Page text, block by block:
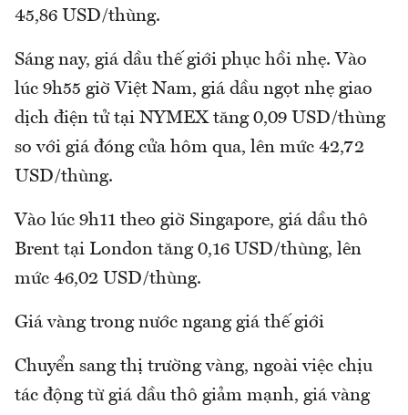
45,86 USD/thùng.
Sáng nay, giá dầu thế giới phục hồi nhẹ. Vào
lúc 9h55 giờ Việt Nam, giá dầu ngọt nhẹ giao
dịch điện tử tại NYMEX tăng 0,09 USD/thùng
so với giá đóng cửa hôm qua, lên mức 42,72
USD/thùng.
Vào lúc 9h11 theo giờ Singapore, giá dầu thô
Brent tại London tăng 0,16 USD/thùng, lên
mức 46,02 USD/thùng.
Giá vàng trong nước ngang giá thế giới
Chuyển sang thị trường vàng, ngoài việc chịu
tác động từ giá dầu thô giảm mạnh, giá vàng